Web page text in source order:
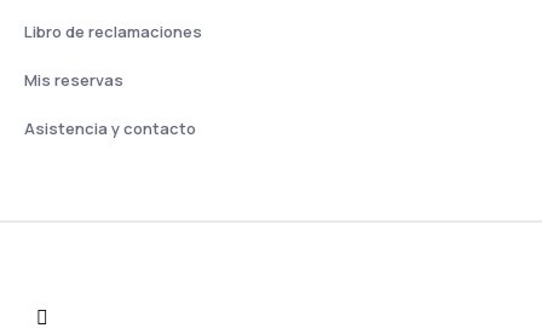
Libro de reclamaciones
Mis reservas
Asistencia y contacto